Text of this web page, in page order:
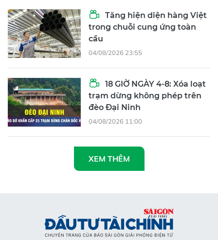
Tăng hiện diện hàng Việt
trong chuỗi cung ứng toàn
cầu
04/08/2026 23:55
18 GIỜ NGÀY 4-8: Xóa loạt
trạm dừng không phép trên
đèo Đại Ninh
04/08/2026 11:00
XEM THÊM